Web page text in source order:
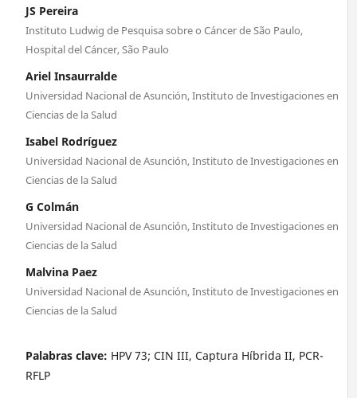
JS Pereira
Instituto Ludwig de Pesquisa sobre o Cáncer de São Paulo,
Hospital del Cáncer, São Paulo
Ariel Insaurralde
Universidad Nacional de Asunción, Instituto de Investigaciones en
Ciencias de la Salud
Isabel Rodríguez
Universidad Nacional de Asunción, Instituto de Investigaciones en
Ciencias de la Salud
G Colmán
Universidad Nacional de Asunción, Instituto de Investigaciones en
Ciencias de la Salud
Malvina Paez
Universidad Nacional de Asunción, Instituto de Investigaciones en
Ciencias de la Salud
Palabras clave: HPV 73; CIN III, Captura Híbrida II, PCR-
RFLP